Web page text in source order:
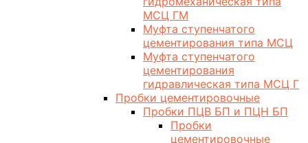
МСЦ ГМ
Муфта ступенчатого
цементирования типа МСЦ
Муфта ступенчатого
цементирования
гидравлическая типа МСЦ Г
Пробки цементировочные
Пробки ПЦВ БП и ПЦН БП
Пробки
цементировочные